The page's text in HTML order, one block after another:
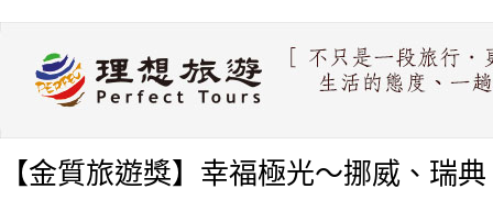
【金質旅遊獎】幸福極光～挪威、瑞